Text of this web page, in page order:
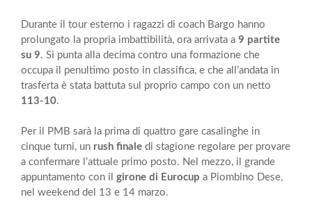
Durante il tour esterno i ragazzi di coach Bargo hanno
prolungato la propria imbattibilità, ora arrivata a 9 partite
su 9. Si punta alla decima contro una formazione che
occupa il penultimo posto in classifica, e che all’andata in
trasferta è stata battuta sul proprio campo con un netto
113-10.
Per il PMB sarà la prima di quattro gare casalinghe in
cinque turni, un rush finale di stagione regolare per provare
a confermare l’attuale primo posto. Nel mezzo, il grande
appuntamento con il girone di Eurocup a Piombino Dese,
nel weekend del 13 e 14 marzo.